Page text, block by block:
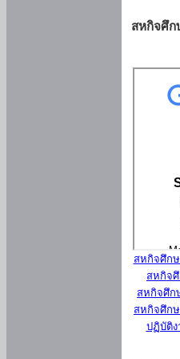
สหกิจศึก
สหกิจศึก
สหกิจ
สหกิจศึก
สหกิจศึก
ปฏิบัติง